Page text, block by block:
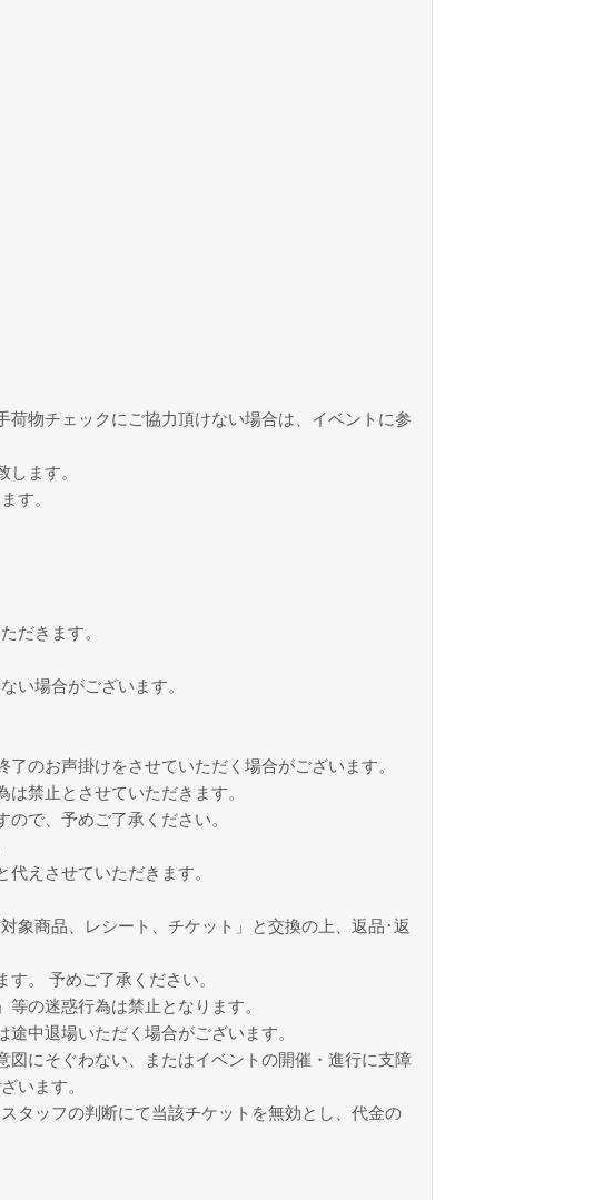
物チェックにご協力頂けない場合は、イベントに参
ます。
す。
だきます。
い場合がございます。
のお声掛けをさせていただく場合がございます。
禁止とさせていただきます。
で、予めご了承ください。
えさせていただきます。
象商品、レシート、チケット」と交換の上、返品･返
。 予めご了承ください。
の迷惑行為は禁止となります。
中退場いただく場合がございます。
にそぐわない、またはイベントの開催・進行に支障
います。
タッフの判断にて当該チケットを無効とし、代金の